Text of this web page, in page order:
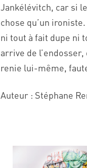
Jankélévitch, car si
chose qu’un
ni tout à fait dupe ni
arrive de
renie lui-même,
Auteur : Stéphane